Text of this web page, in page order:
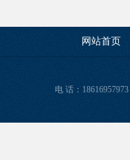
网站首页
电 话：